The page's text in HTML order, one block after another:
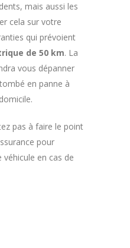
mais aussi les
cela sur votre
qui prévoient
de 50 km. La
vous dépanner
en panne à
pas à faire le point
pour
en cas de